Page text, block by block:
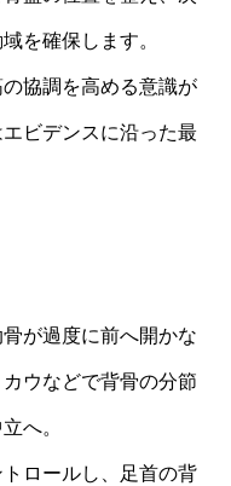
を確保します。
協調を高める意識が
ビデンスに沿った最
が過度に前へ開かな
ウなどで背骨の分節
へ。
ロールし、足首の背